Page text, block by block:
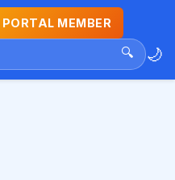
PORTAL MEMBER
🔍 🌙